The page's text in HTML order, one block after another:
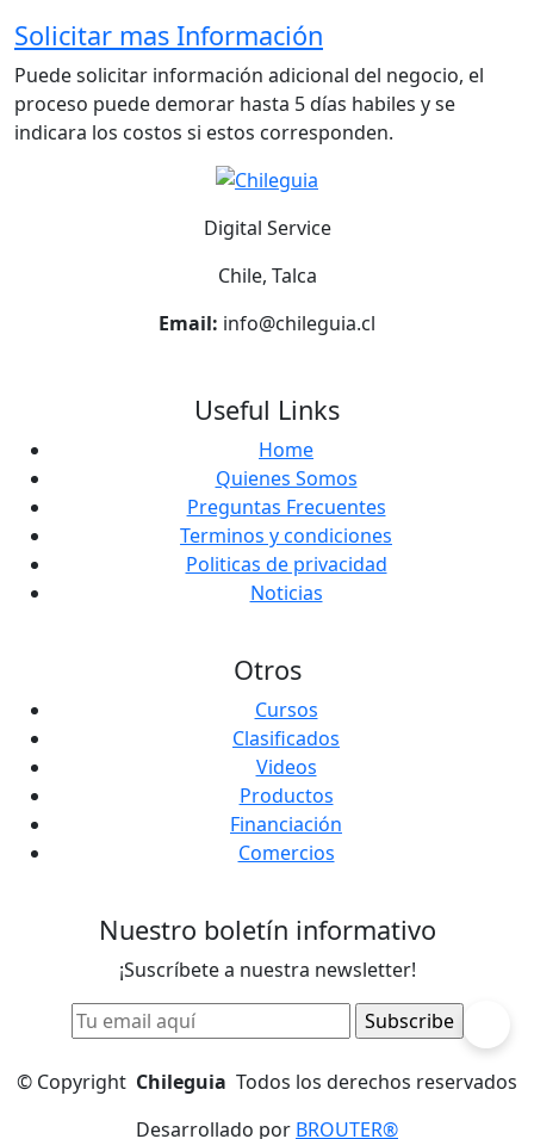
Solicitar mas Información
Puede solicitar información adicional del negocio, el
proceso puede demorar hasta 5 días habiles y se
indicara los costos si estos corresponden.
Digital Service
Chile, Talca
Email: info@chileguia.cl
Useful Links
Home
Quienes Somos
Preguntas Frecuentes
Terminos y condiciones
Politicas de privacidad
Noticias
Otros
Cursos
Clasificados
Videos
Productos
Financiación
Comercios
Nuestro boletín informativo
¡Suscríbete a nuestra newsletter!
© Copyright Chileguia Todos los derechos reservados
Desarrollado por BROUTER®